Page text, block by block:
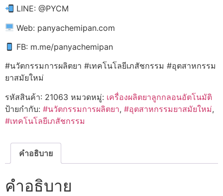
LINE: @PYCM
Web: panyachemipan.com
FB: m.me/panyachemipan
#นวัตกรรมการผลิตยา #เทคโนโลยีเภสัชกรรม #อุตสาหกรรม
ยาสมัยใหม่
รหัสสินค้า: 21063 หมวดหมู่: เครื่องผลิตยาลูกกลอนอัตโนมัติ
ป้ายกำกับ: #นวัตกรรมการผลิตยา, #อุตสาหกรรมยาสมัยใหม่,
#เทคโนโลยีเภสัชกรรม
คำอธิบาย
คำอธิบาย